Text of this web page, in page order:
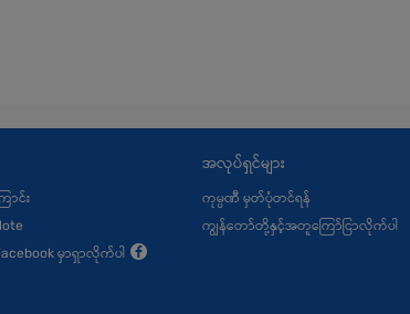
ာင်း
မှာရှာလိုက်ပါ
အလုပ်ရှင်များ
ကုမ္ပဏီ မှတ်ပုံတင်ရန်
ကျွန်တော်တို့နှင့်အတူကြော်ငြာလိုက်ပါ